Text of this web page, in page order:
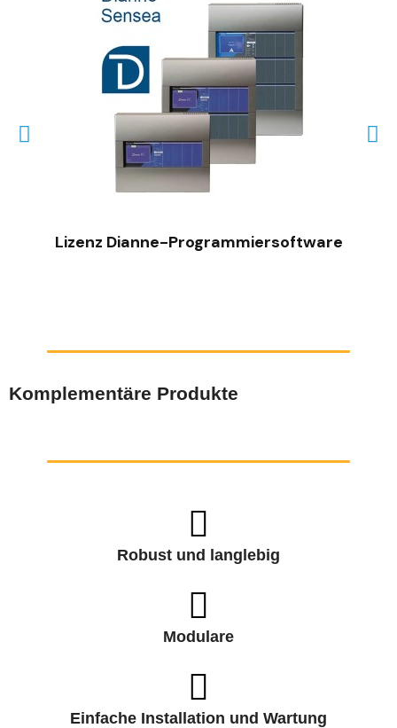
SCHNELLANSICHT
Lizenz Dianne-Programmiersoftware
Komplementäre Produkte
Robust und langlebig
Modulare
Einfache Installation und Wartung